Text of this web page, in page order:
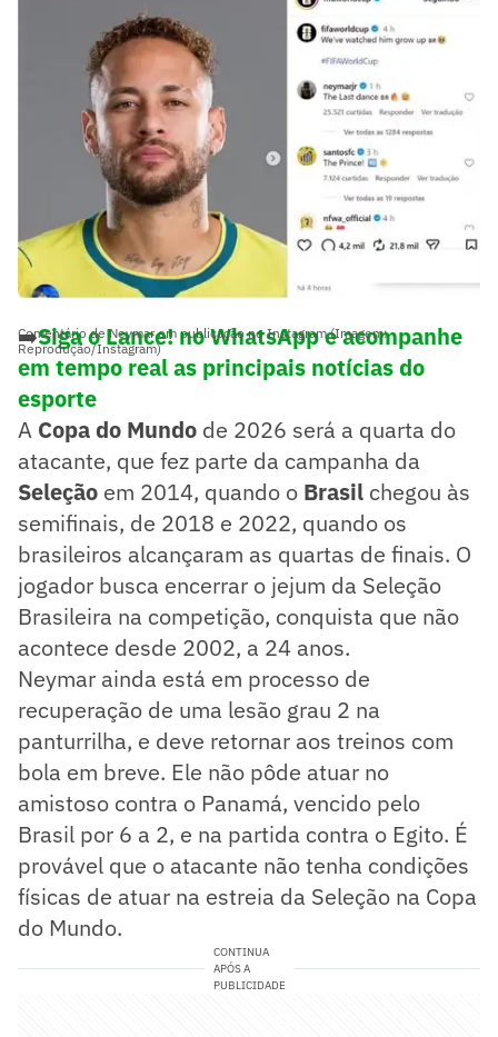
Comentário de Neymar em publicação no Instagram (Imagem:
Reprodução/Instagram)
➡️Siga o Lance! no WhatsApp e acompanhe
em tempo real as principais notícias do
esporte
A Copa do Mundo de 2026 será a quarta do
atacante, que fez parte da campanha da
Seleção em 2014, quando o Brasil chegou às
semifinais, de 2018 e 2022, quando os
brasileiros alcançaram as quartas de finais. O
jogador busca encerrar o jejum da Seleção
Brasileira na competição, conquista que não
acontece desde 2002, a 24 anos.
Neymar ainda está em processo de
recuperação de uma lesão grau 2 na
panturrilha, e deve retornar aos treinos com
bola em breve. Ele não pôde atuar no
amistoso contra o Panamá, vencido pelo
Brasil por 6 a 2, e na partida contra o Egito. É
provável que o atacante não tenha condições
físicas de atuar na estreia da Seleção na Copa
do Mundo.
CONTINUA
APÓS A
PUBLICIDADE